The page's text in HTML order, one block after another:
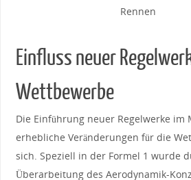
Rennen
Einfluss neuer
Wettbewerbe
Die Einführung‌ neuer ⁣Regelwerke
‌erhebliche‍ Veränderungen für die
sich. Speziell​ in der ⁢Formel 1 wurde
Überarbeitung des Aerodynamik-